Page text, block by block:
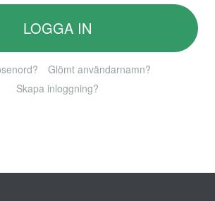
LOGGA IN
Glömt användarnamn?
Skapa inloggning?